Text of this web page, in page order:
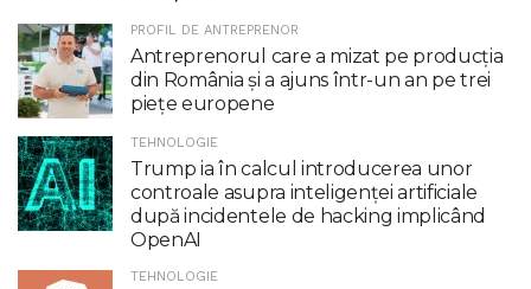
PROFIL DE ANTREPRENOR
Antreprenorul care a mizat pe producția
din România și a ajuns într-un an pe trei
piețe europene
TEHNOLOGIE
Trump ia în calcul introducerea unor
controale asupra inteligenţei artificiale
după incidentele de hacking implicând
OpenAI
TEHNOLOGIE